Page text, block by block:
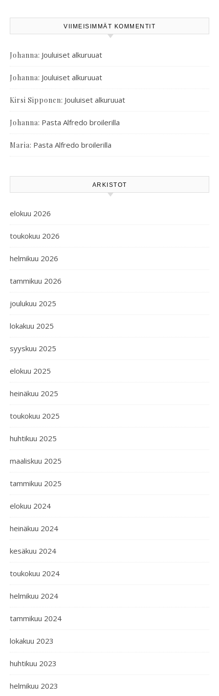
VIIMEISIMMÄT KOMMENTIT
Johanna: Jouluiset alkuruuat
Johanna: Jouluiset alkuruuat
Kirsi Sipponen: Jouluiset alkuruuat
Johanna: Pasta Alfredo broilerilla
Maria: Pasta Alfredo broilerilla
ARKISTOT
elokuu 2026
toukokuu 2026
helmikuu 2026
tammikuu 2026
joulukuu 2025
lokakuu 2025
syyskuu 2025
elokuu 2025
heinäkuu 2025
toukokuu 2025
huhtikuu 2025
maaliskuu 2025
tammikuu 2025
elokuu 2024
heinäkuu 2024
kesäkuu 2024
toukokuu 2024
helmikuu 2024
tammikuu 2024
lokakuu 2023
huhtikuu 2023
helmikuu 2023